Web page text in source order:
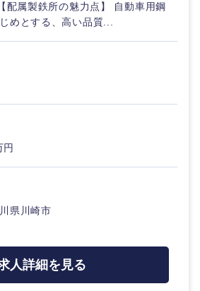
配属製鉄所の魅力点】 自動車用鋼
めとする、高い品質...
県川崎市
人詳細を見る